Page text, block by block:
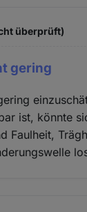
überprüft)
gering
ist, könnte
Faulheit,